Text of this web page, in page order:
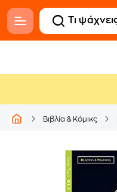
Βιβλία & Κόμικς